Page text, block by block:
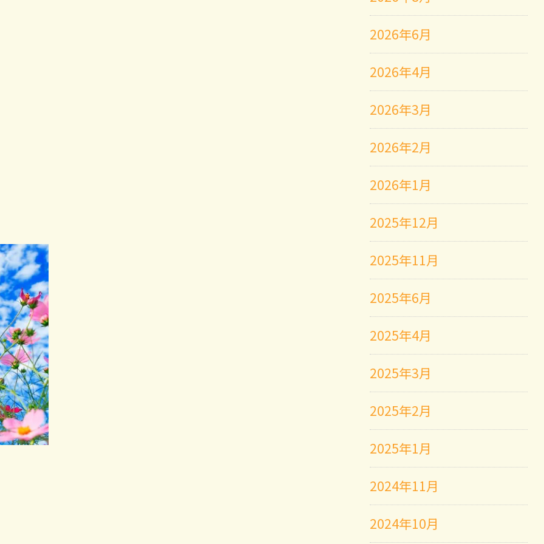
2026年6月
2026年4月
2026年3月
2026年2月
2026年1月
2025年12月
2025年11月
2025年6月
2025年4月
2025年3月
2025年2月
2025年1月
2024年11月
2024年10月